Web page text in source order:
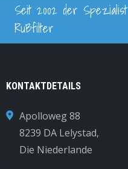
Seit 2002 der
Rußfilter
KONTAKTDETAILS
Apolloweg 88
8239 DA Lelystad,
Die Niederlande